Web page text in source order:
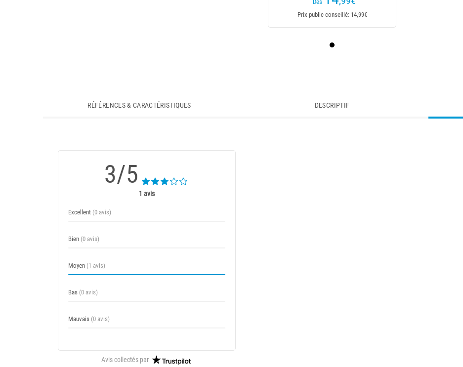
Dès
Prix public conseillé: 14,99€
RÉFÉRENCES & CARACTÉRISTIQUES DESCRIPTIF
3/5
1 avis
Excellent (0 avis)
Bien (0 avis)
Moyen (1 avis)
Bas (0 avis)
Mauvais (0 avis)
Avis collectés par